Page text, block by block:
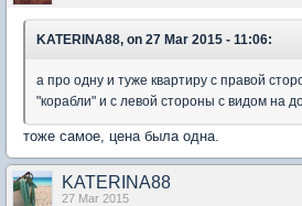
KATERINA88, on 27 Mar 2015 - 11:06:
а про одну и туже квартиру с правой
"корабли" и с левой стороны с видом на
тоже самое, цена была одна.
KATERINA88
27 Mar 2015